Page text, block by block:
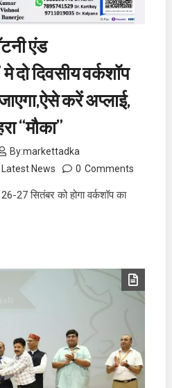
एंड
दो दिवसीय वर्कशॉप
करें अप्लाई,
“मौका”
By:markettadka
Latest News 0 Comments
27 सितंबर को होगा वर्कशॉप का